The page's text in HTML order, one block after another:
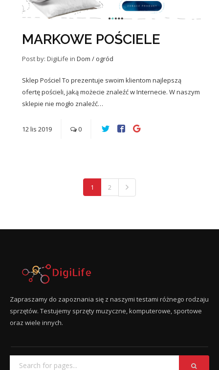
MARKOWE POŚCIELE
Post by: DigiLife in Dom / ogród
Sklep Pościel To prezentuje swoim klientom najlepszą
ofertę pościeli, jaką możecie znaleźć w Internecie. W naszym
sklepie nie mogło znaleźć…
12lis 2019 0
1 2
Zapraszamy do zapoznania się z naszymi testami różnego rodzaju
sprzętów. Testujemy sprzęty muzyczne, komputerowe, sportowe
oraz wiele innych.